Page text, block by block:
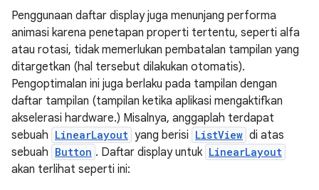
Penggunaan daftar display juga menunjang performa
animasi karena penetapan properti tertentu, seperti alfa
atau rotasi, tidak memerlukan pembatalan tampilan yang
ditargetkan (hal tersebut dilakukan otomatis).
Pengoptimalan ini juga berlaku pada tampilan dengan
daftar tampilan (tampilan ketika aplikasi mengaktifkan
akselerasi hardware.) Misalnya, anggaplah terdapat
sebuah LinearLayout yang berisi ListView di atas
sebuah Button . Daftar display untuk LinearLayout
akan terlihat seperti ini: